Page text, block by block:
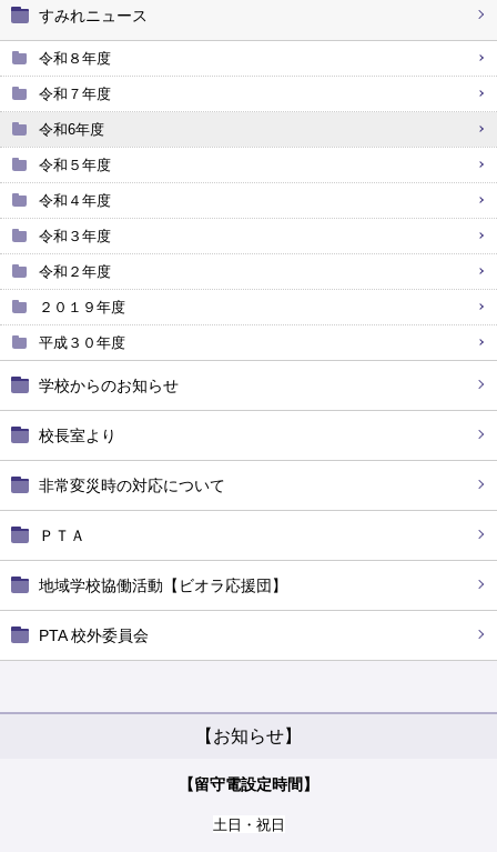
すみれニュース
令和８年度
令和７年度
令和6年度
令和５年度
令和４年度
令和３年度
令和２年度
２０１９年度
平成３０年度
学校からのお知らせ
校長室より
非常変災時の対応について
ＰＴＡ
地域学校協働活動【ビオラ応援団】
PTA 校外委員会
【お知らせ】
【留守電設定時間】
土日・祝日